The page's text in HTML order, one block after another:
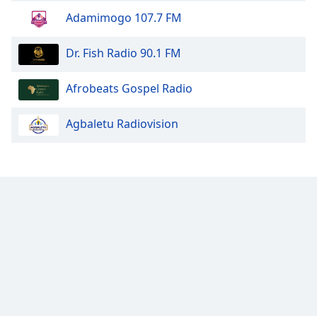
Opacity
Background
Color
Adamimogo 107.7 FM
Dr. Fish Radio 90.1 FM
Afrobeats Gospel Radio
Agbaletu Radiovision